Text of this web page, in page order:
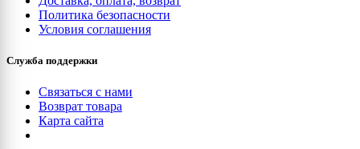
Политика безопасности
Условия соглашения
Служба поддержки
Связаться с нами
Возврат товара
Карта сайта